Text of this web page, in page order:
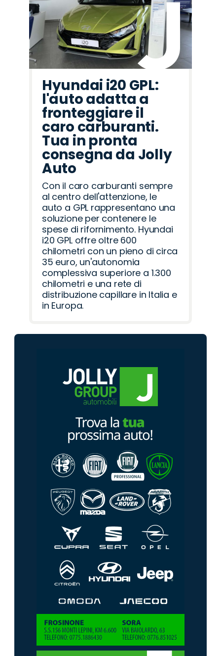
Hyundai i20 GPL:
l'auto adatta a
fronteggiare il
caro carburanti.
Tua in pronta
consegna da Jolly
Auto
Con il caro carburanti sempre
al centro dell'attenzione, le
auto a GPL rappresentano una
soluzione per contenere le
spese di rifornimento. Hyundai
i20 GPL offre oltre 600
chilometri con un pieno di circa
35 euro, un'autonomia
complessiva superiore a 1.300
chilometri e una rete di
distribuzione capillare in Italia e
in Europa.